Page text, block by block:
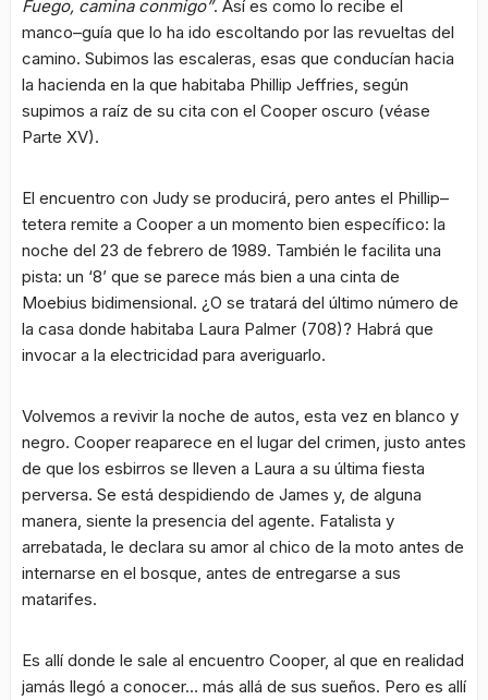
Fuego, camina conmigo”. Así es como lo recibe el
manco–guía que lo ha ido escoltando por las revueltas del
camino. Subimos las escaleras, esas que conducían hacia
la hacienda en la que habitaba Phillip Jeffries, según
supimos a raíz de su cita con el Cooper oscuro (véase
Parte XV).
El encuentro con Judy se producirá, pero antes el Phillip–
tetera remite a Cooper a un momento bien específico: la
noche del 23 de febrero de 1989. También le facilita una
pista: un ‘8’ que se parece más bien a una cinta de
Moebius bidimensional. ¿O se tratará del último número de
la casa donde habitaba Laura Palmer (708)? Habrá que
invocar a la electricidad para averiguarlo.
Volvemos a revivir la noche de autos, esta vez en blanco y
negro. Cooper reaparece en el lugar del crimen, justo antes
de que los esbirros se lleven a Laura a su última fiesta
perversa. Se está despidiendo de James y, de alguna
manera, siente la presencia del agente. Fatalista y
arrebatada, le declara su amor al chico de la moto antes de
internarse en el bosque, antes de entregarse a sus
matarifes.
Es allí donde le sale al encuentro Cooper, al que en realidad
jamás llegó a conocer… más allá de sus sueños. Pero es allí